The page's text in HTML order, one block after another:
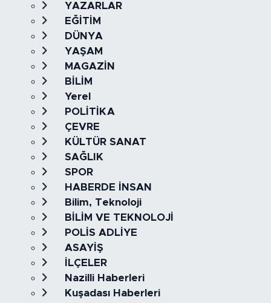
YAZARLAR
EĞİTİM
DÜNYA
YAŞAM
MAGAZİN
BİLİM
Yerel
POLİTİKA
ÇEVRE
KÜLTÜR SANAT
SAĞLIK
SPOR
HABERDE İNSAN
Bilim, Teknoloji
BİLİM VE TEKNOLOJİ
POLİS ADLİYE
ASAYİŞ
İLÇELER
Nazilli Haberleri
Kuşadası Haberleri